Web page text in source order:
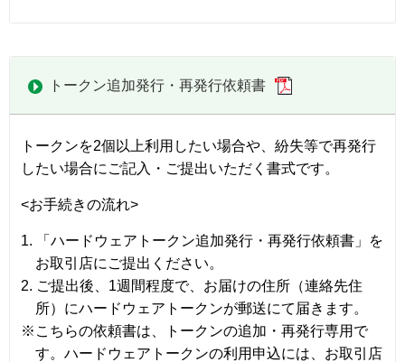
トークン追加発行・再発行依頼書
トークンを2個以上利用したい場合や、紛失等で再発行
したい場合にご記入・ご提出いただく書式です。
<お手続きの流れ>
1. 「ハードウェアトークン追加発行・再発行依頼書」を
お取引店にご提出ください。
2. ご提出後、1週間程度で、お届けの住所（連絡先住
所）にハードウェアトークンが郵送にて届きます。
※こちらの依頼書は、トークンの追加・再発行専用で
す。ハードウェアトークンの利用申込には、お取引店